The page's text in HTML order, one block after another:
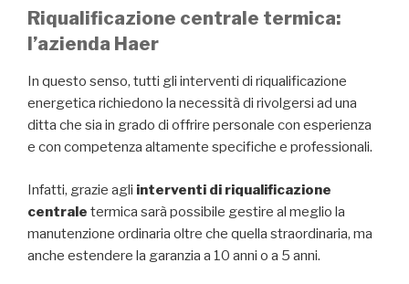
Riqualificazione centrale termica:
l’azienda Haer
In questo senso, tutti gli interventi di riqualificazione
energetica richiedono la necessità di rivolgersi ad una
ditta che sia in grado di offrire personale con esperienza
e con competenza altamente specifiche e professionali.
Infatti, grazie agli interventi di riqualificazione
centrale termica sarà possibile gestire al meglio la
manutenzione ordinaria oltre che quella straordinaria, ma
anche estendere la garanzia a 10 anni o a 5 anni.